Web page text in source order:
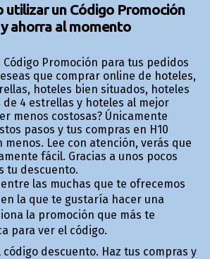
utilizar un Código Promoción
ahorra al momento
Promoción para tus pedidos
que comprar online de hoteles,
hoteles bien situados, hoteles
4 estrellas y hoteles al mejor
menos costosas? Únicamente
pasos y tus compras en H10
menos. Lee con atención, verás que
fácil. Gracias a unos pocos
tu descuento.
las muchas que te ofrecemos
la que te gustaría hacer una
la promoción que más te
para ver el código.
código descuento. Haz tus compras y